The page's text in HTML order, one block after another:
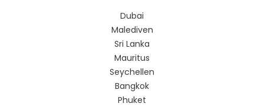
Dubai
Malediven
Sri Lanka
Mauritus
Seychellen
Bangkok
Phuket